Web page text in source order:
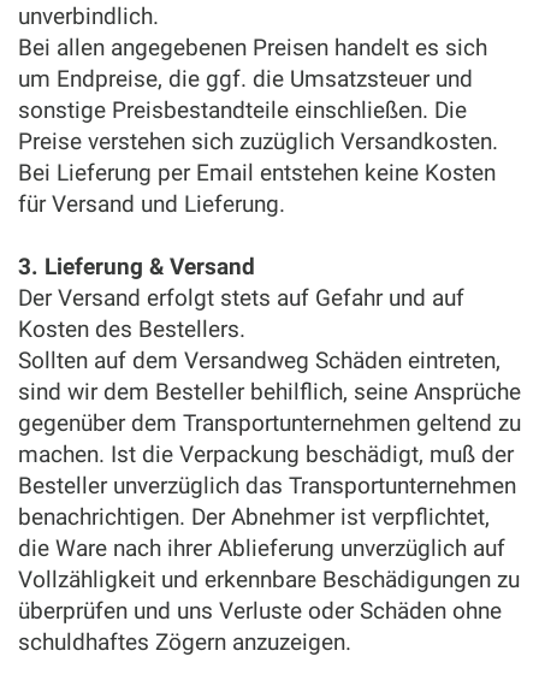
unverbindlich.
Bei allen angegebenen Preisen handelt es sich
um Endpreise, die ggf. die Umsatzsteuer und
sonstige Preisbestandteile einschließen. Die
Preise verstehen sich zuzüglich Versandkosten.
Bei Lieferung per Email entstehen keine Kosten
für Versand und Lieferung.
3. Lieferung & Versand
Der Versand erfolgt stets auf Gefahr und auf
Kosten des Bestellers.
Sollten auf dem Versandweg Schäden eintreten,
sind wir dem Besteller behilflich, seine Ansprüche
gegenüber dem Transportunternehmen geltend zu
machen. Ist die Verpackung beschädigt, muß der
Besteller unverzüglich das Transportunternehmen
benachrichtigen. Der Abnehmer ist verpflichtet,
die Ware nach ihrer Ablieferung unverzüglich auf
Vollzähligkeit und erkennbare Beschädigungen zu
überprüfen und uns Verluste oder Schäden ohne
schuldhaftes Zögern anzuzeigen.